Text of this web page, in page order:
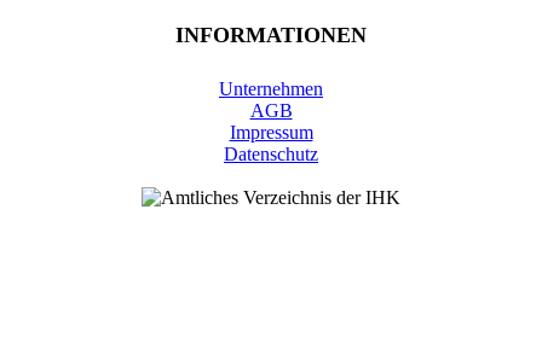
INFORMATIONEN
Unternehmen
AGB
Impressum
Datenschutz